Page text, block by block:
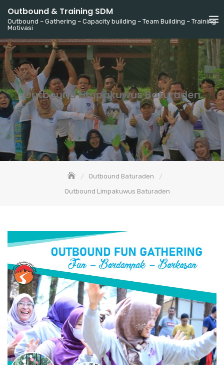
content
Outbound & Training SDM
Outbound – Gathering – Capacity building – Team Building – Training
Motivasi
Outbound Limpakuwus Baturaden
Outbound Baturaden
Outbound Limpakuwus Baturaden